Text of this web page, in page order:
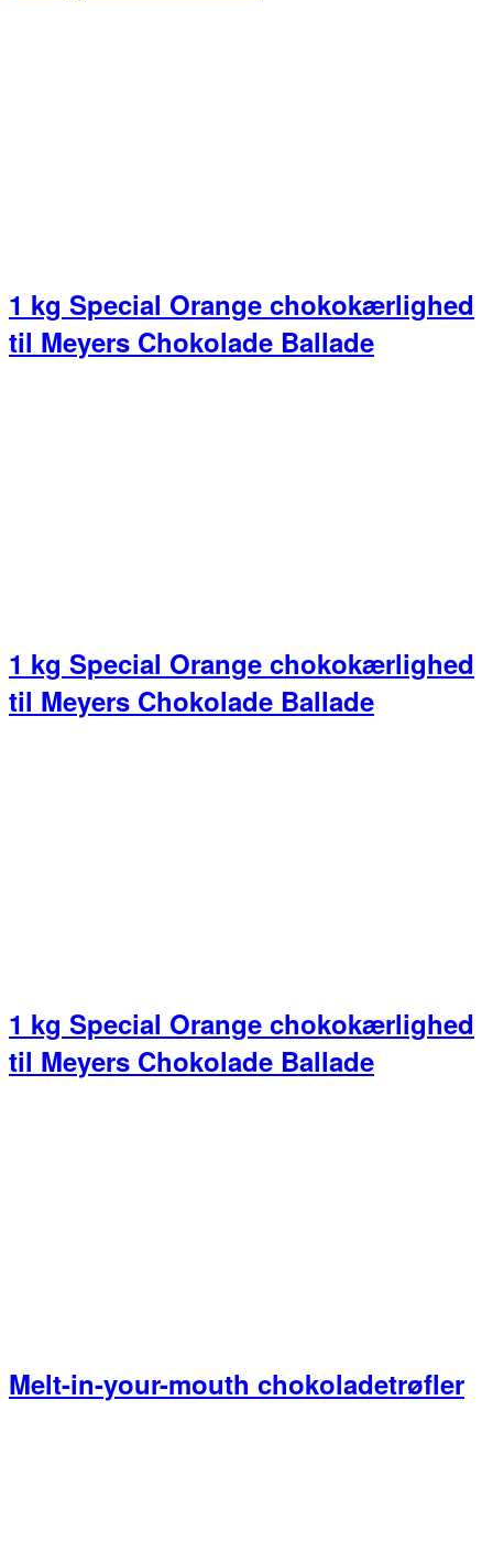
1 kg Special Orange chokokærlighed
til Meyers Chokolade Ballade
1 kg Special Orange chokokærlighed
til Meyers Chokolade Ballade
1 kg Special Orange chokokærlighed
til Meyers Chokolade Ballade
Melt-in-your-mouth chokoladetrøfler